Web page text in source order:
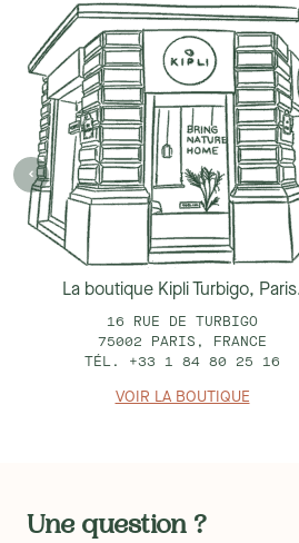
La boutique Kipli Turbigo,
16 RUE DE TURBIGO
75002 PARIS, FRANCE
TÉL. +33 1 84 80 25 16
VOIR LA BOUTIQUE
Une question ?